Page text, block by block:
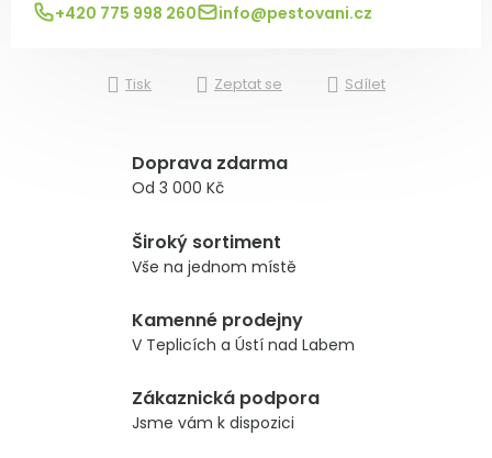
+420 775 998 260 info@pestovani.cz
Tisk Zeptat se Sdílet
Doprava zdarma
Od 3 000 Kč
Široký sortiment
Vše na jednom místě
Kamenné prodejny
V Teplicích a Ústí nad Labem
Zákaznická podpora
Jsme vám k dispozici